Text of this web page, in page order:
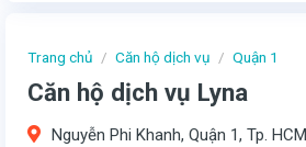
Trang chủ / Căn hộ dịch vụ / Quận 1
Căn hộ dịch vụ Lyna
Nguyễn Phi Khanh, Quận 1, Tp. HCM